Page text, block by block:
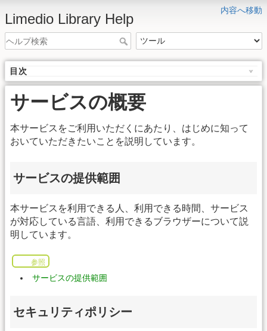
内容へ移動
Limedio Library Help
目次
サービスの概要
本サービスをご利用いただくにあたり、はじめに知って
おいていただきたいことを説明しています。
サービスの提供範囲
本サービスを利用できる人、利用できる時間、サービス
が対応している言語、利用できるブラウザーについて説
明しています。
参照
サービスの提供範囲
セキュリティポリシー